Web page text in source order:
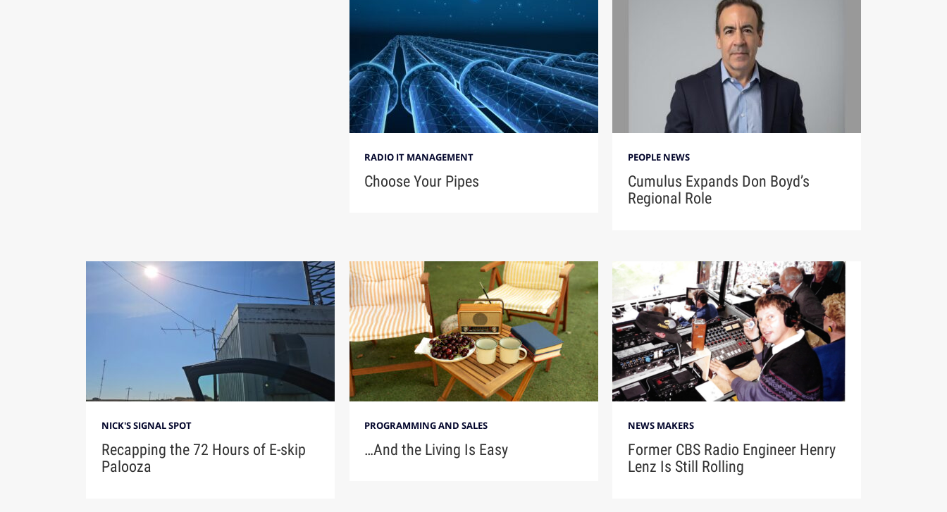
RADIO IT MANAGEMENT
Choose Your Pipes
PEOPLE NEWS
Cumulus Expands Don Boyd’s
Regional Role
NICK'S SIGNAL SPOT
Recapping the 72 Hours of E-skip
Palooza
PROGRAMMING AND SALES
…And the Living Is Easy
NEWS MAKERS
Former CBS Radio Engineer Henry
Lenz Is Still Rolling